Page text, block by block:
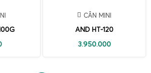
CÂN MINI
AND HT-120
3.950.000